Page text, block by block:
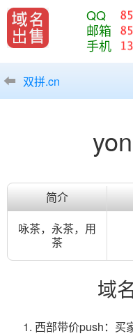
QQ
邮箱
手机
双拼.cn
简介
‌咏茶，永茶，用
茶
域
西部带价push：买